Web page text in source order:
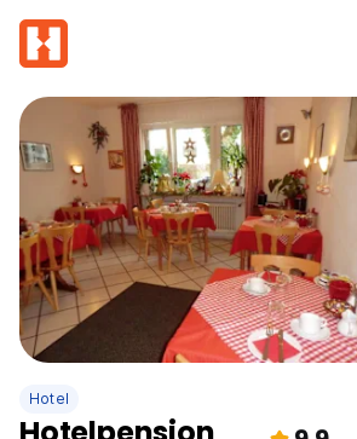
Hotel